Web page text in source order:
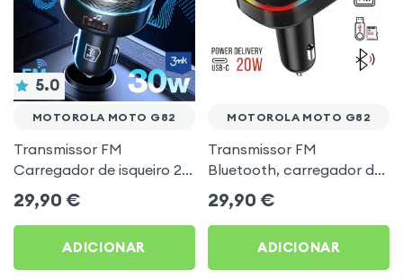
5.0
MOTOROLA MOTO G82
Transmissor FM
Carregador de isqueiro 2x
USB MicroSD 3mk Preto
para Motorola Moto G82
29,90 €
ADICIONAR
MOTOROLA MOTO G82
Transmissor FM
Bluetooth, carregador de
automóvel USB / USB-C,
C4 - Preto para Motorola
Moto G82
29,90 €
ADICIONAR